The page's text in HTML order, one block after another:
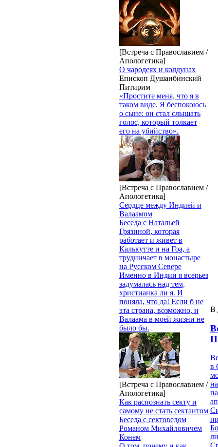
[Встреча с Православием /
Апологетика]
О чародеях и колдунах
Епископ Душанбинский
Питирим
«Простите меня, что я в
таком виде. Я беспокоюсь
о сыне: он стал слышать
голос, который толкает
его на убийство».
[Встреча с Православием /
Апологетика]
Сердце между Индией и
Валаамом
Беседа с Натальей
Грязиной, которая
работает и живет в
Калькутте и на Гоа, а
трудничает в монастыре
на Русском Севере
Именно в Индии я всерьез
задумалась над тем,
христианка ли я. И
поняла, что да! Если б не
эта страна, возможно, и
Валаама в моей жизни не
было бы.
[Встреча с Православием /
Апологетика]
Как распознать секту и
самому не стать сектантом
Беседа с сектоведом
Романом Михайловичем
Конем
В
в